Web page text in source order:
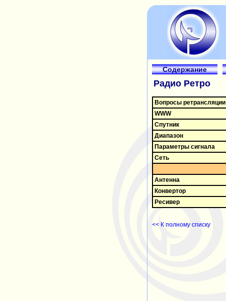
Содержание
Радио Ретро
Вопросы ретрансляции
WWW
Спутник
Диапазон
Параметры сигнала
Сеть
Антенна
Конвертор
Ресивер
<< К полному списку